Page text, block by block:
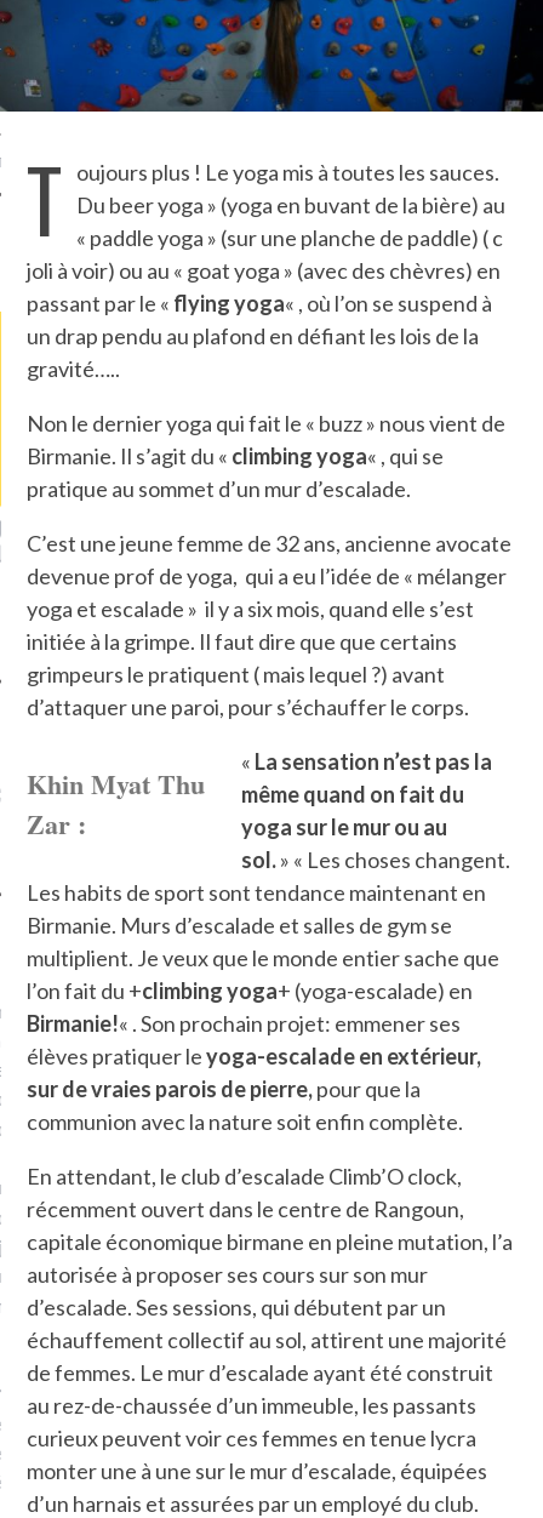
ARCACHON
LA PHOTO
ATTACHÉS À LA
DE L’AMBASSADE
À PARIS. POURQUOI
? POUR QUI ?
CHAMPIGNONS ET AUX
LARDONS DANS LA HALLE
DE DAX. ET POURQUOI PAS
?
MES DERNIERS
SUR FACEBOOK
QUI MARCHE
journaliste à France
toujours aimé marcher.
conquis mais en
Je ne suis pas une
je le garde pour ce
je sens, j’entends, je
goûte et ceux que je
! Marcheuse des villes,
des ruines et des
qui Marche : pousseuse
ou pas. Mais
pas d’interdit. Vélo,
bateau…
T
oujours plus ! Le yoga mis à toutes les sauces.
Du beer yoga » (yoga en buvant de la bière) au
« paddle yoga » (sur une planche de paddle) ( c
joli à voir) ou au « goat yoga » (avec des chèvres) en
passant par le « flying yoga« , où l’on se suspend à
un drap pendu au plafond en défiant les lois de la
gravité…..
Non le dernier yoga qui fait le « buzz » nous vient de
Birmanie. Il s’agit du « climbing yoga« , qui se
pratique au sommet d’un mur d’escalade.
C’est une jeune femme de 32 ans, ancienne avocate
devenue prof de yoga, qui a eu l’idée de « mélanger
yoga et escalade » il y a six mois, quand elle s’est
initiée à la grimpe. Il faut dire que que certains
grimpeurs le pratiquent ( mais lequel ?) avant
d’attaquer une paroi, pour s’échauffer le corps.
Khin Myat Thu
Zar :
« La sensation n’est pas la
même quand on fait du
yoga sur le mur ou au
sol.» « Les choses changent.
Les habits de sport sont tendance maintenant en
Birmanie. Murs d’escalade et salles de gym se
multiplient. Je veux que le monde entier sache que
l’on fait du +climbing yoga+ (yoga-escalade) en
Birmanie!« . Son prochain projet: emmener ses
élèves pratiquer leyoga-escalade en extérieur,
sur de vraies parois de pierre,pour que la
communion avec la nature soit enfin complète.
En attendant, le club d’escalade Climb’O clock,
récemment ouvert dans le centre de Rangoun,
capitale économique birmane en pleine mutation, l’a
autorisée à proposer ses cours sur son mur
d’escalade. Ses sessions, qui débutent par un
échauffement collectif au sol, attirent une majorité
de femmes. Le mur d’escalade ayant été construit
au rez-de-chaussée d’un immeuble, les passants
curieux peuvent voir ces femmes en tenue lycra
monter une à une sur le mur d’escalade, équipées
d’un harnais et assurées par un employé du club.